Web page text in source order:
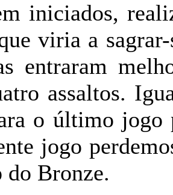
iniciados,
viria a
entraram
assaltos.
o último jogo
jogo
Bronze.